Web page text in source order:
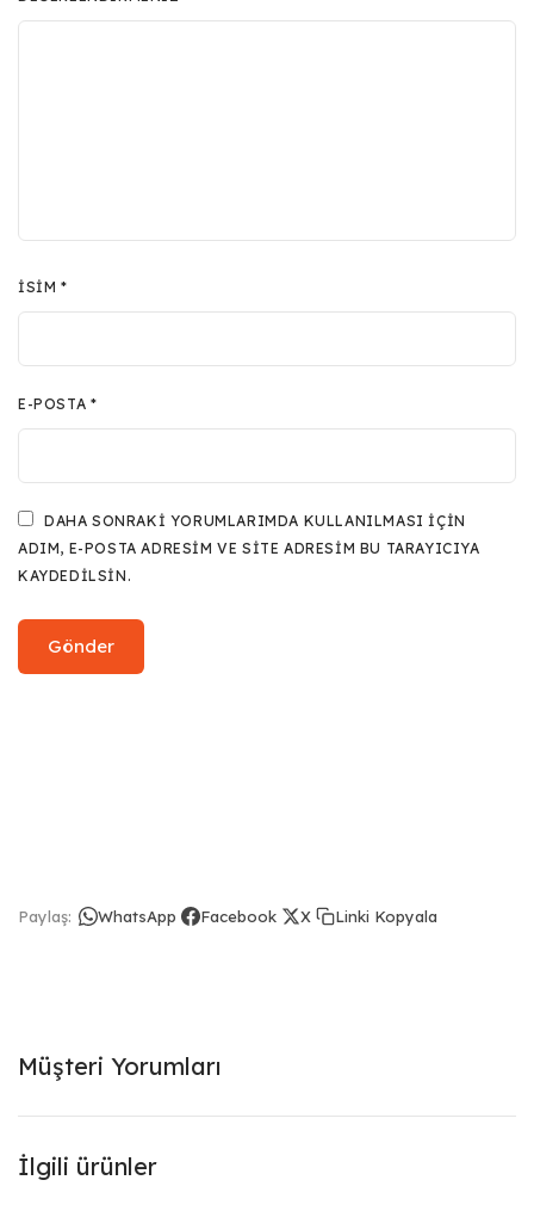
İSIM*
E-POSTA *
DAHA SONRAKI YORUMLARIMDA KULLANILMASI IÇIN
ADIM, E-POSTA ADRESIM VE SITE ADRESIM BU TARAYICIYA
KAYDEDILSIN.
Paylaş: WhatsApp Facebook X Linki Kopyala
Müşteri Yorumları
İlgili ürünler